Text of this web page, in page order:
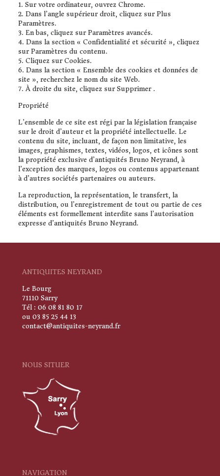
1. Sur votre ordinateur, ouvrez Chrome.
2. Dans l’angle supérieur droit, cliquez sur Plus
Paramètres.
3. En bas, cliquez sur Paramètres avancés.
4. Dans la section « Confidentialité et sécurité », cliquez
sur Paramètres du contenu.
5. Cliquez sur Cookies.
6. Dans la section « Ensemble des cookies et données de
site », recherchez le nom du site Web.
7. À droite du site, cliquez sur Supprimer .
Propriété
L’ensemble de ce site est régi par la législation française
sur le droit d’auteur et la propriété intellectuelle. Le
contenu du site, incluant, de façon non limitative, les
images, graphismes, textes, vidéos, logos, et icônes sont
la propriété exclusive d’antiquités Bruno Neyrand, à
l’exception des marques, logos ou contenus appartenant
à d’autres sociétés partenaires ou auteurs.
La reproduction, la représentation, le transfert, la
distribution, ou l’enregistrement de tout ou partie de ces
éléments est formellement interdite sans l’autorisation
expresse d’antiquités Bruno Neyrand.
ANTIQUITES NEYRAND
Le Bourg
71110 Sarry
Tél : 06 08 81 80 17
ou 03 85 25 44 13
contact@antiquites-neyrand.fr
NOUS SITUER
NAVIGATION